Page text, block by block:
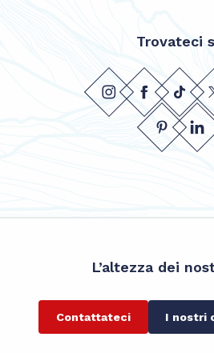
Trovateci
L’altezza dei
Contattateci I nostri